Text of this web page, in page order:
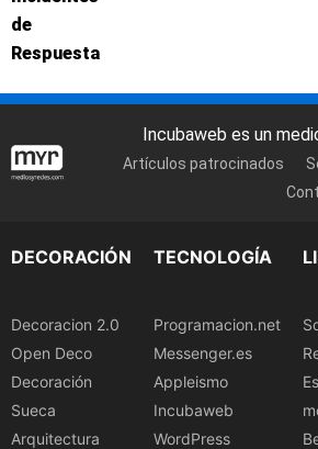
de
Respuesta
Incubaweb es un
Artículos patrocinados
DECORACIÓN
Decoracion 2.0
Open Deco
Decoración
Sueca
Arquitectura
TECNOLOGÍA
Programacion.net
Messenger.es
Appleismo
Incubaweb
WordPress